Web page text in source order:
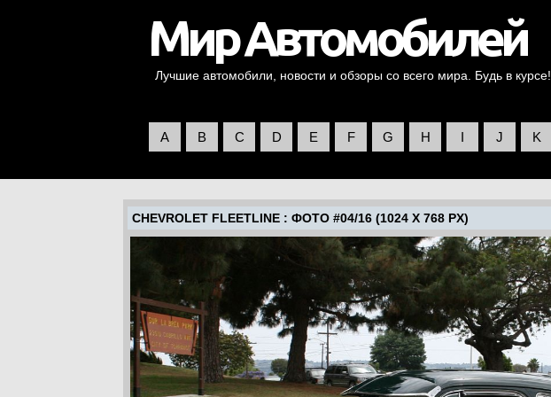
Лучшие автомобили, новости и обзоры со всего мира. Будь в курсе!
A B C D E F G H I J K
CHEVROLET FLEETLINE: ФОТО #04/16 (1024 X 768 PX)